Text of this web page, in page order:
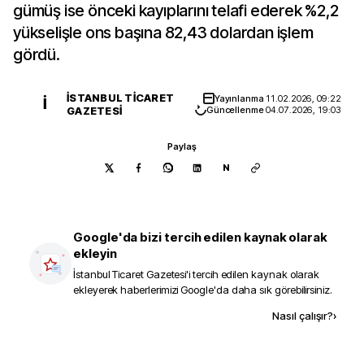
gümüş ise önceki kayıplarını telafi ederek %2,2
yükselişle ons başına 82,43 dolardan işlem
gördü.
İ
İSTANBUL TICARET
GAZETESI
Yayınlanma 11.02.2026, 09:22
Güncellenme04.07.2026, 19:03
Paylaş
N
Google'da bizi tercih edilen kaynak olarak
ekleyin
İstanbul Ticaret Gazetesi'i tercih edilen kaynak olarak
ekleyerek haberlerimizi Google'da daha sık görebilirsiniz.
Nasıl çalışır?›